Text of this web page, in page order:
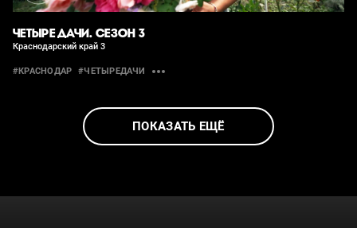
ЧЕТЫРЕ ДАЧИ. СЕЗОН 3
Краснодарский край 3
#КРАСНОДАР #ЧЕТЫРЕДАЧИ
ПОКАЗАТЬ ЕЩЁ